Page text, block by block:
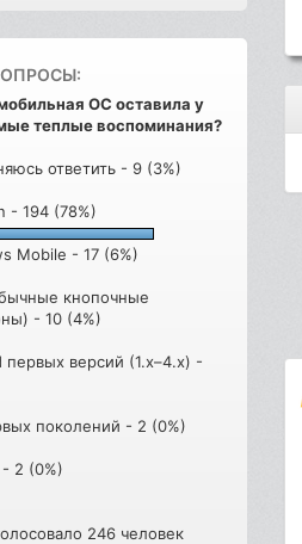
ОС оставила у
теплые воспоминания?
ответить - 9 (3%)
- 194 (78%)
Mobile - 17 (6%)
кнопочные
- 10 (4%)
первых версий (1.x–4.x) -
поколений - 2 (0%)
2 (0%)
246 человек